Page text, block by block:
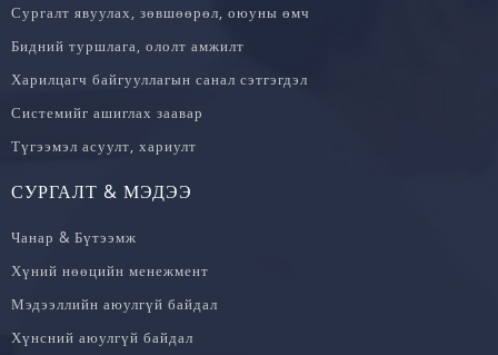
Сургалт явуулах, зөвшөөрөл, оюуны өмч
Бидний туршлага, ололт амжилт
Харилцагч байгууллагын санал сэтгэгдэл
Системийг ашиглах заавар
Түгээмэл асуулт, хариулт
СУРГАЛТ & МЭДЭЭ
Чанар & Бүтээмж
Хүний нөөцийн менежмент
Мэдээллийн аюулгүй байдал
Хүнсний аюулгүй байдал